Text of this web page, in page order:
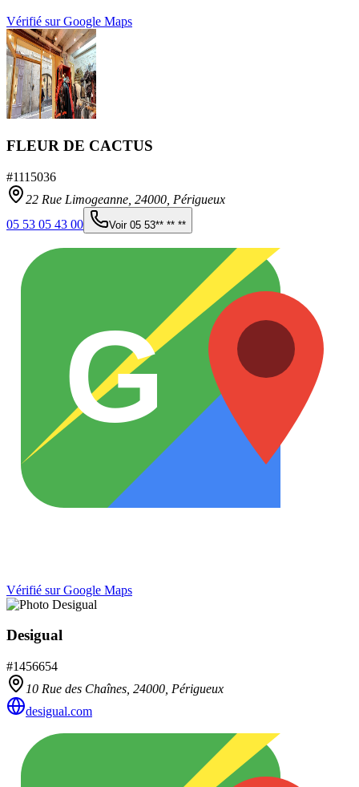
Vérifié sur Google Maps
FLEUR DE CACTUS
#1115036
22 Rue Limogeanne, 24000 Périgueux
05 53 05 43 00
Voir 05 53** ** **
G
Vérifié sur Google Maps
Desigual
#1456654
10 Rue des Chaînes, 24000 Périgueux
desigual.com